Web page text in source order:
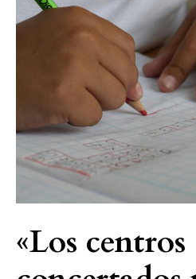
«Los centros
concertados
discriminan
a
alumnos
los